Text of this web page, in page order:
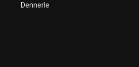
Dennerle